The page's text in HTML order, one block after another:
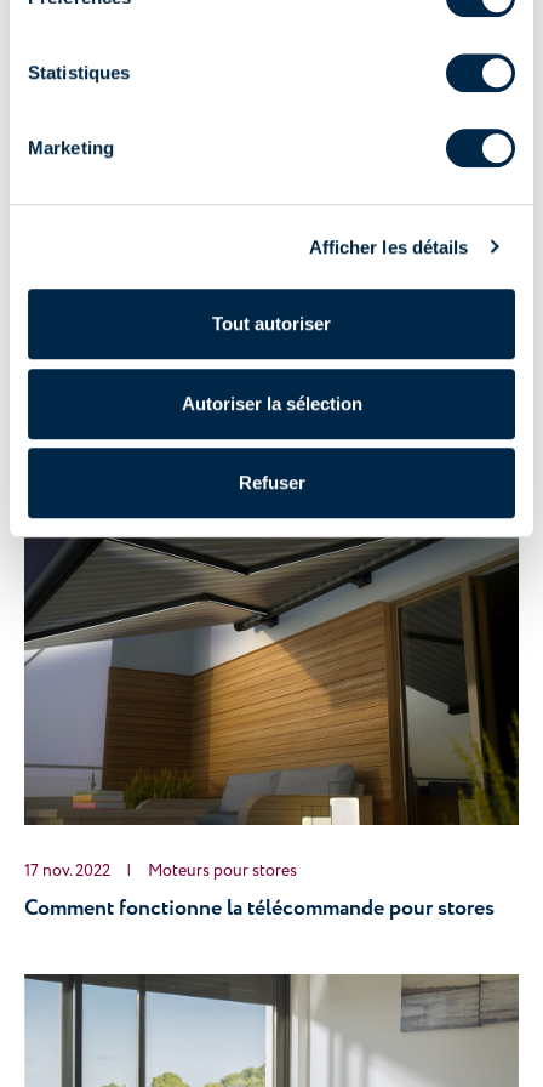
Statistiques
Marketing
Afficher les détails
Tout autoriser
Autoriser la sélection
Refuser
30 nov. 2022
Comment et pourquoi motoriser les portes de garage
17 nov. 2022 | Moteurs pour stores
Comment fonctionne la télécommande pour stores